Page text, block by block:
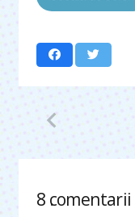
8 comentarii
.